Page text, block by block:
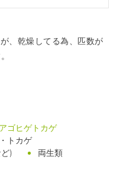
、乾燥してる為、匹数が
ゴヒゲトカゲ
トカゲ
)
両生類